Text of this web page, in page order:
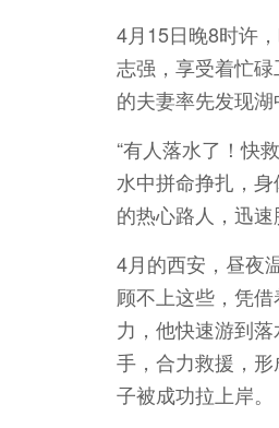
4月15日晚8时许
志强，享受着忙
的夫妻率先发现湖
“有人落水了！快
水中拼命挣扎，
的热心路人，迅速
4月的西安，昼夜
顾不上这些，凭
力，他快速游到
手，合力救援，
子被成功拉上岸。